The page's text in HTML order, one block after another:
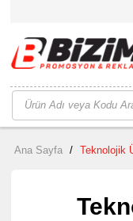
Ana Sayfa / Teknolojik